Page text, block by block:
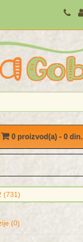
0 proizvod(a) - 0 din.
(0)